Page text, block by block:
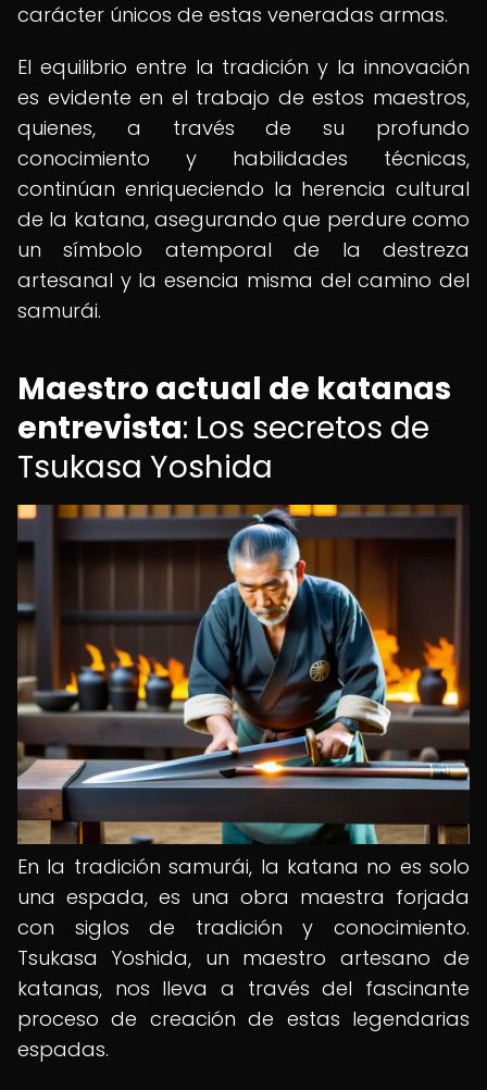
carácter únicos de estas veneradas armas.
El equilibrio entre la tradición y la innovación
es evidente en el trabajo de estos maestros,
quienes, a través de su profundo
conocimiento y habilidades técnicas,
continúan enriqueciendo la herencia cultural
de la katana, asegurando que perdure como
un símbolo atemporal de la destreza
artesanal y la esencia misma del camino del
samurái.
Maestro actual de katanas
entrevista: Los secretos de
Tsukasa Yoshida
En la tradición samurái, la katana no es solo
una espada, es una obra maestra forjada
con siglos de tradición y conocimiento.
Tsukasa Yoshida, un maestro artesano de
katanas, nos lleva a través del fascinante
proceso de creación de estas legendarias
espadas.